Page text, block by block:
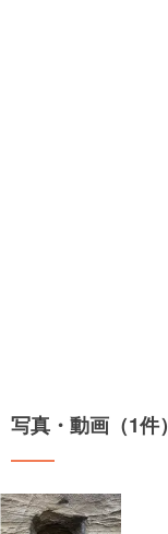
写真・動画（1件）